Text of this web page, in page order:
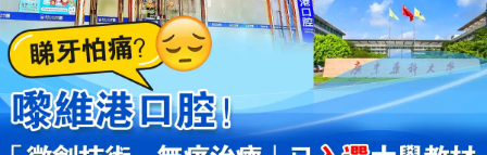
種植牙 dental implant
箍牙 orthodontics
收費標準 change standard
預約牙醫 contact us